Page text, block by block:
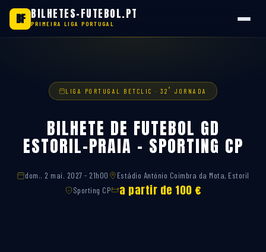
BF BILHETES-FUTEBOL.PT
PRIMEIRA LIGA PORTUGAL
LIGA PORTUGAL BETCLIC · 32 ª JORNADA
BILHETE DE FUTEBOL GD
ESTORIL-PRAIA – SPORTING CP
dom.. 2 mai. 2027 - 21h00
Estádio António Coimbra da Mota, Estoril
Sporting CP
a partir de 100 €